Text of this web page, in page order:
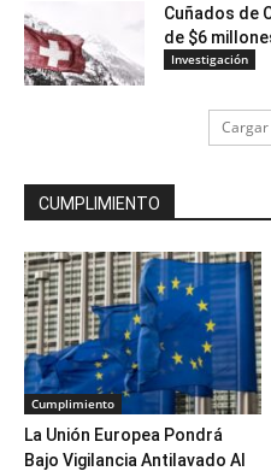
Cuñados de
de $6
Investigación
CUMPLIMIENTO
Cumplimiento
La Unión Europea Pondrá
Bajo Vigilancia Antilavado Al